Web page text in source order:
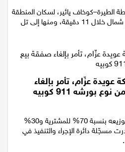
الطيرة–كوخاف يائير، لسكان المنطقة
عويدة عزّام، تأمر بإلغاء
911 كوبيه
مصادرة جزئية لمبلغ التأمين وتوزيعه بنسبة 70% للمشترية و30%
مسجّلة دائرة الإجراء والتنفيذ في